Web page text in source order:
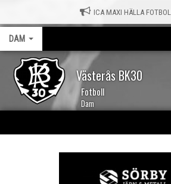
ICA MAXI HÄLLA
DAM
Västerås BK30
Fotboll
Dam